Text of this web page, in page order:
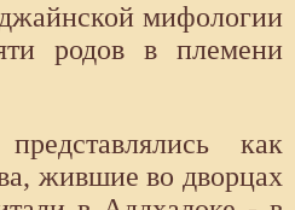
мифологии
родов в племени
как
жившие во дворцах